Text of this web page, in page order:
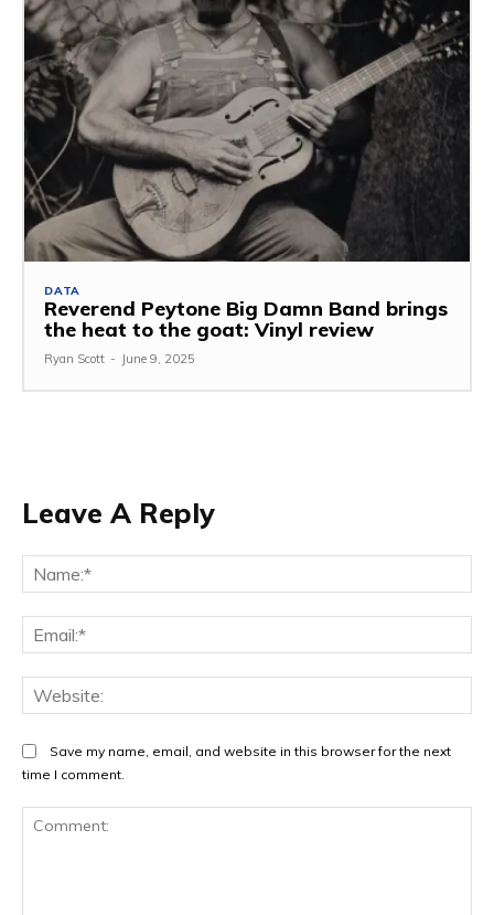
DATA
Reverend Peytone Big Damn Band brings
the heat to the goat: Vinyl review
Ryan Scott - June 9, 2025
Leave A Reply
Save my name, email, and website in this browser for the next
time I comment.